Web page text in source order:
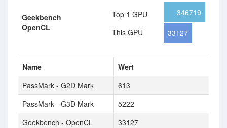
Geekbench
OpenCL
Top 1 GPU
This GPU
346719
33127
Name
Wert
PassMark - G2D Mark
613
PassMark - G3D Mark
5222
Geekbench - OpenCL
33127